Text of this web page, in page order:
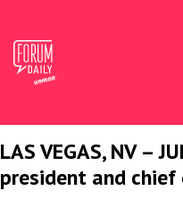
ЖИЗНЬ И ИСТОРИИ
LAS VEGAS, NV –
president and chief